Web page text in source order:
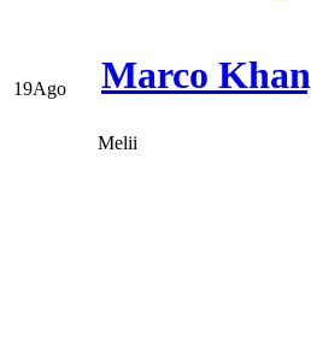
19Ago Marco
Melii